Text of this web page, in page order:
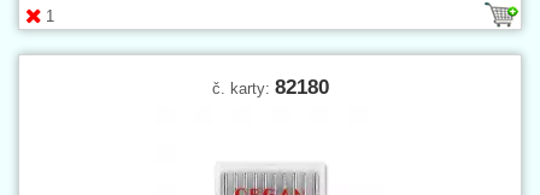
1
č. karty: 82180